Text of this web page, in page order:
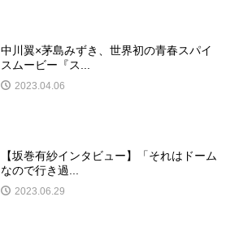
中川翼×茅島みずき、世界初の青春スパイ
スムービー『ス...
2023.04.06
【坂巻有紗インタビュー】「それはドーム
なので行き過...
2023.06.29